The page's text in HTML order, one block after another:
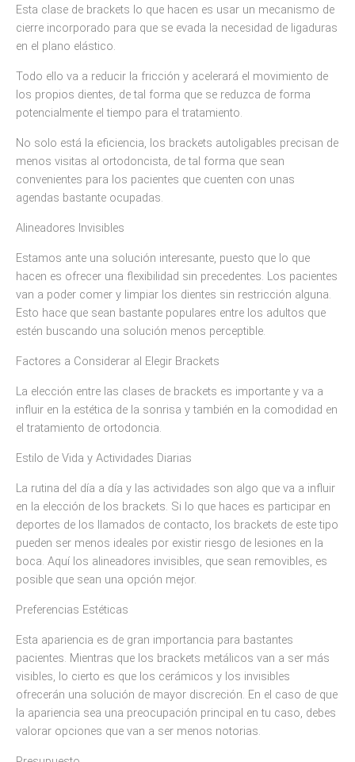
Esta clase de brackets lo que hacen es usar un mecanismo de
cierre incorporado para que se evada la necesidad de ligaduras
en el plano elástico.
Todo ello va a reducir la fricción y acelerará el movimiento de
los propios dientes, de tal forma que se reduzca de forma
potencialmente el tiempo para el tratamiento.
No solo está la eficiencia, los brackets autoligables precisan de
menos visitas al ortodoncista, de tal forma que sean
convenientes para los pacientes que cuenten con unas
agendas bastante ocupadas.
Alineadores Invisibles
Estamos ante una solución interesante, puesto que lo que
hacen es ofrecer una flexibilidad sin precedentes. Los pacientes
van a poder comer y limpiar los dientes sin restricción alguna.
Esto hace que sean bastante populares entre los adultos que
estén buscando una solución menos perceptible.
Factores a Considerar al Elegir Brackets
La elección entre las clases de brackets es importante y va a
influir en la estética de la sonrisa y también en la comodidad en
el tratamiento de ortodoncia.
Estilo de Vida y Actividades Diarias
La rutina del día a día y las actividades son algo que va a influir
en la elección de los brackets. Si lo que haces es participar en
deportes de los llamados de contacto, los brackets de este tipo
pueden ser menos ideales por existir riesgo de lesiones en la
boca. Aquí los alineadores invisibles, que sean removibles, es
posible que sean una opción mejor.
Preferencias Estéticas
Esta apariencia es de gran importancia para bastantes
pacientes. Mientras que los brackets metálicos van a ser más
visibles, lo cierto es que los cerámicos y los invisibles
ofrecerán una solución de mayor discreción. En el caso de que
la apariencia sea una preocupación principal en tu caso, debes
valorar opciones que van a ser menos notorias.